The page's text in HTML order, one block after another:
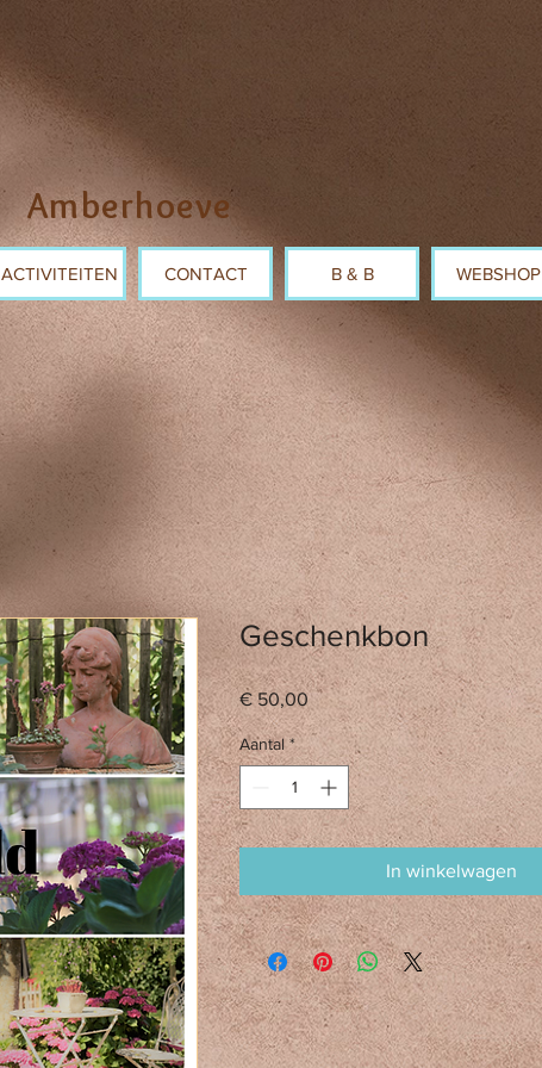
Amberhoeve
ACTIVITEITEN CONTACT B & B WEBSHOP
Geschenkbon
€ 50,00Prijs
Aantal *
In winkelwagen